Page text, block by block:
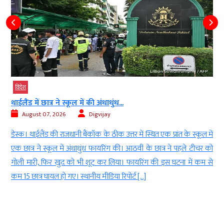
विदेश
थाईलैंड में छात्र ने स्कूल में की अंधाधुंध...
August 07, 2026 Digvijay
डेस्क। थाईलैंड की राजधानी बैंकॉक के ठीक उत्तर में स्थित एक प्रांत के स्कूल में
एक छात्र ने स्कूल में अंधाधुंध फायरिंग की। आठवीं के छात्र ने पहले टीचर को
गोली मारी, फिर खुद को भी शूट कर लिया। फायरिंग की इस घटना में कम से
कम 15 छात्र घायल हो गए। स्थानीय मीडिया रिपोर्ट […]